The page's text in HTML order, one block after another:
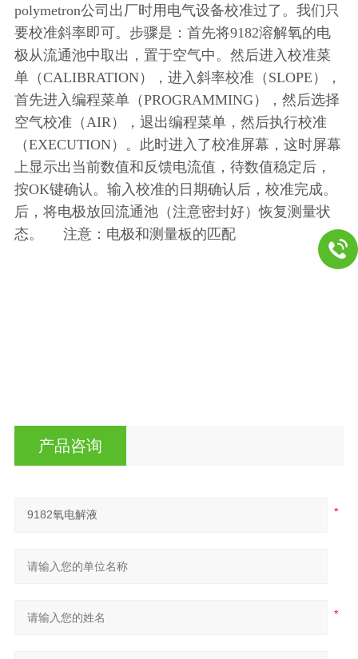
polymetron公司出厂时用电气设备校准过了。我们只
要校准斜率即可。步骤是：首先将9182溶解氧的电
极从流通池中取出，置于空气中。然后进入校准菜
单（CALIBRATION），进入斜率校准（SLOPE），
首先进入编程菜单（PROGRAMMING），然后选择
空气校准（AIR），退出编程菜单，然后执行校准
（EXECUTION）。此时进入了校准屏幕，这时屏幕
上显示出当前数值和反馈电流值，待数值稳定后，
按OK键确认。输入校准的日期确认后，校准完成。
后，将电极放回流通池（注意密封好）恢复测量状
态。 注意：电极和测量板的匹配
产品咨询